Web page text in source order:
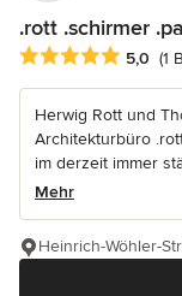
.rott .schirmer
Durchschnittliche
5,0 (1
Herwig Rott und
Architekturbüro
im derzeit immer
Mehr
Heinrich-Wöhler-